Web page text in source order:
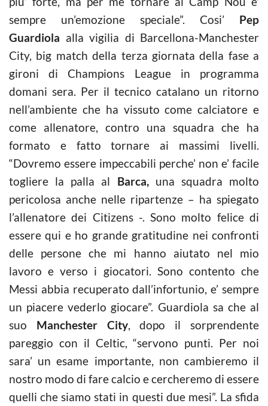
sempre un’emozione speciale”. Cosi’ Pep
Guardiola alla vigilia di Barcellona-Manchester
City, big match della terza giornata della fase a
gironi di Champions League in programma
domani sera. Per il tecnico catalano un ritorno
nell’ambiente che ha vissuto come calciatore e
come allenatore, contro una squadra che ha
formato e fatto tornare ai massimi livelli.
“Dovremo essere impeccabili perche’ non e’ facile
togliere la palla al Barca,una squadra molto
pericolosa anche nelle ripartenze – ha spiegato
l’allenatore dei Citizens -. Sono molto felice di
essere qui e ho grande gratitudine nei confronti
delle persone che mi hanno aiutato nel mio
lavoro e verso i giocatori. Sono contento che
Messi abbia recuperato dall’infortunio, e’ sempre
un piacere vederlo giocare”. Guardiola sa che al
suo Manchester City, dopo il sorprendente
pareggio con il Celtic, “servono punti. Per noi
sara’ un esame importante, non cambieremo il
nostro modo di fare calcio e cercheremo di essere
quelli che siamo stati in questi due mesi”. La sfida